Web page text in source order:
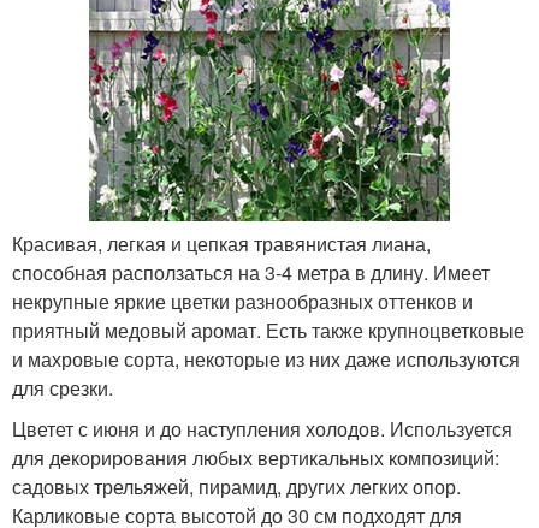
Красивая, легкая и цепкая травянистая лиана,
способная расползаться на 3-4 метра в длину. Имеет
некрупные яркие цветки разнообразных оттенков и
приятный медовый аромат. Есть также крупноцветковые
и махровые сорта, некоторые из них даже используются
для срезки.
Цветет с июня и до наступления холодов. Используется
для декорирования любых вертикальных композиций:
садовых трельяжей, пирамид, других легких опор.
Карликовые сорта высотой до 30 см подходят для